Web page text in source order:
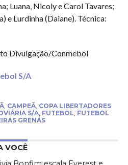
Luana, Nicoly e Carol Tavares;
e Lurdinha (Daiane). Técnica:
Divulgação/Conmebol
S/A
, CAMPEÃ, COPA LIBERTADORES
S/A, FUTEBOL FUTEBOL
GRENÁS
VOCÊ